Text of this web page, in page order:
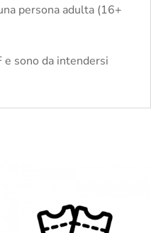
persona adulta (16+
e sono da intendersi